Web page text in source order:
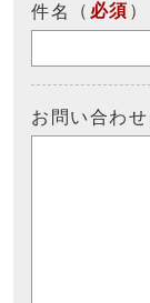
件名 （ 必須 ）
お問い合わ